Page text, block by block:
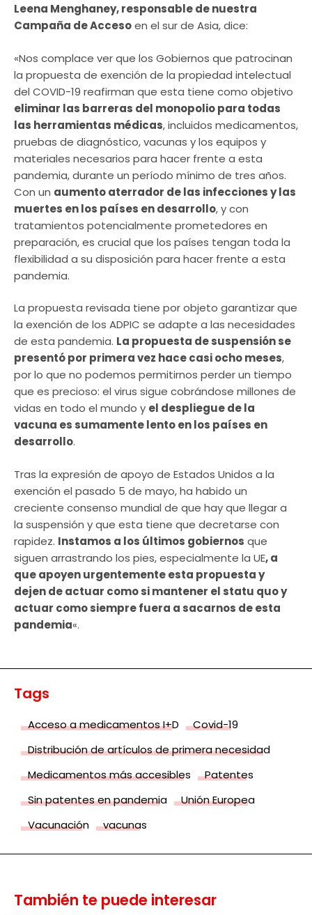
Leena Menghaney, responsable de nuestra
Campaña de Accesoen el sur de Asia, dice:
«Nos complace ver que los Gobiernos que patrocinan
la propuesta de exención de la propiedad intelectual
del COVID-19 reafirman que esta tiene como objetivo
eliminar las barreras del monopolio para todas
las herramientas médicas, incluidos medicamentos,
pruebas de diagnóstico, vacunas y los equipos y
materiales necesarios para hacer frente a esta
pandemia, durante un período mínimo de tres años.
Con un aumento aterrador de las infecciones y las
muertes en los países en desarrollo, y con
tratamientos potencialmente prometedores en
preparación, es crucial que los países tengan toda la
flexibilidad a su disposición para hacer frente a esta
pandemia.
La propuesta revisada tiene por objeto garantizar que
la exención de los ADPIC se adapte a las necesidades
de esta pandemia. La propuesta de suspensión se
presentó por primera vez hace casi ocho meses,
por lo que no podemos permitirnos perder un tiempo
que es precioso: el virus sigue cobrándose millones de
vidas en todo el mundo y el despliegue de la
vacuna es sumamente lento en los países en
desarrollo.
Tras la expresión de apoyo de Estados Unidos a la
exención el pasado 5 de mayo, ha habido un
creciente consenso mundial de que hay que llegar a
la suspensión y que esta tiene que decretarse con
rapidez. Instamos a los últimos gobiernos que
siguen arrastrando los pies, especialmente la UE, a
que apoyen urgentemente esta propuesta y
dejen de actuar como si mantener el statu quo y
actuar como siempre fuera a sacarnos de esta
pandemia«.
Tags
Acceso a medicamentos I+D
Covid-19
Distribución de artículos de primera necesidad
Medicamentos más accesibles
Patentes
Sin patentes en pandemia
Unión Europea
Vacunación
vacunas
También te puede interesar